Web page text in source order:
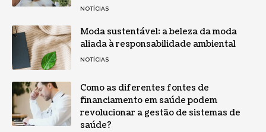
NOTÍCIAS
Moda sustentável: a beleza da moda
aliada à responsabilidade ambiental
NOTÍCIAS
Como as diferentes fontes de
financiamento em saúde podem
revolucionar a gestão de sistemas de
saúde?